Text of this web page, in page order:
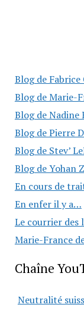
Blog de Fabrice
Blog de Marie-
Blog de Nadine
Blog de Pierre
Blog de Stev’
Blog de Yohan
En cours de
En enfer il y a…
Le courrier des
Marie-France
Chaîne
Neutralité